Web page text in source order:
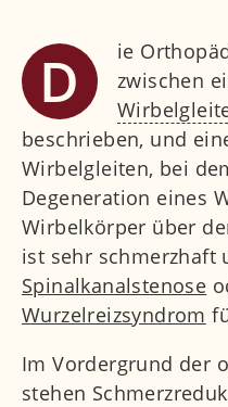
Orthopädischer
Kinderorthopädie
Weitere
Ärzte
Kontakt
D
ie
zwischen
beschrieben, und
Wirbelgleiten, bei
Degeneration eines
Wirbelkörper über
ist sehr schmerzhaft
Spinalkanalstenose
Wurzelreizsyndrom
Im Vordergrund der
stehen